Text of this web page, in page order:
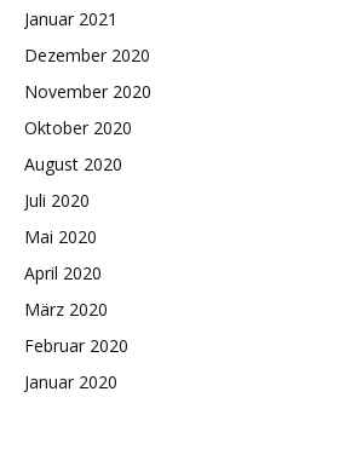
Januar 2021
Dezember 2020
November 2020
Oktober 2020
August 2020
Juli 2020
Mai 2020
April 2020
März 2020
Februar 2020
Januar 2020